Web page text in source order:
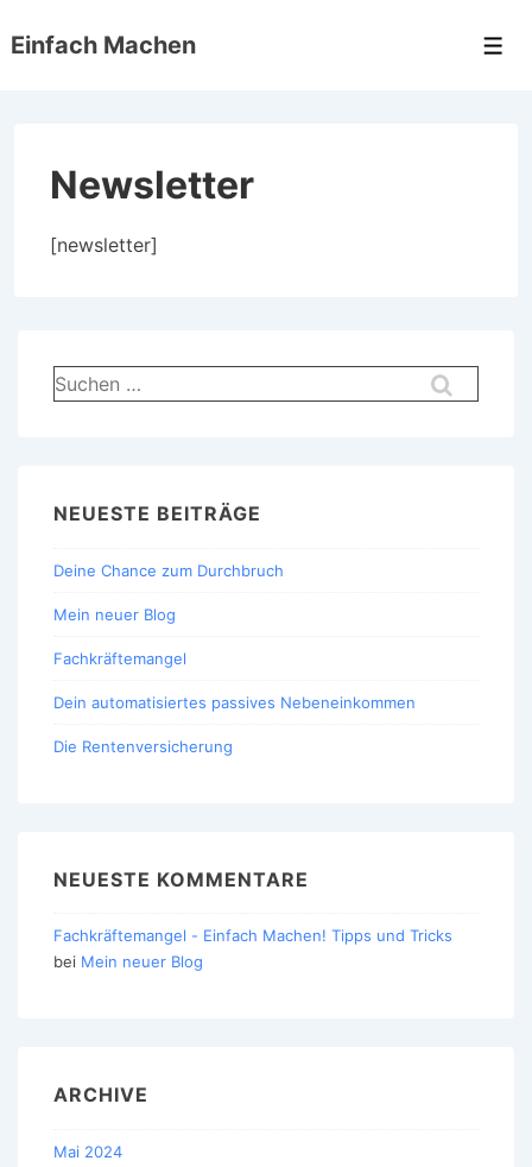
Zum
Einfach Machen
Newsletter
[newsletter]
Suchen
nach:
NEUESTE BEITRÄGE
Deine Chance zum Durchbruch
Mein neuer Blog
Fachkräftemangel
Dein automatisiertes passives Nebeneinkommen
Die Rentenversicherung
NEUESTE KOMMENTARE
Fachkräftemangel - Einfach Machen! Tipps und Tricks
bei Mein neuer Blog
ARCHIVE
Mai 2024